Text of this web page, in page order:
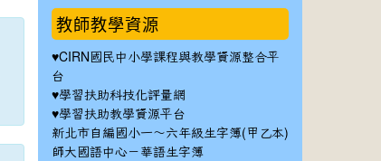
教師教學資源
♥CIRN國民中小學課程與教學資源整合平
台
♥學習扶助科技化評量網
♥學習扶助教學資源平台
新北市自編國小一～六年級生字簿(甲乙本)
師大國語中心－華語生字簿